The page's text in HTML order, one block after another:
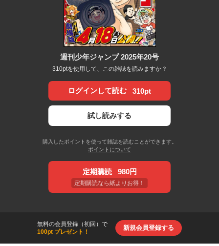
週刊少年ジャンプ 2025年20号
310ptを使用して、この雑誌を読みますか？
ログインして読む 310pt
試し読みする
購入したポイントを使って雑誌を読むことができます。
ポイントについて
定期購読 980円
定期購読なら紙よりお得！
無料の会員登録（初回）で
100pt プレゼント！
新規会員登録する